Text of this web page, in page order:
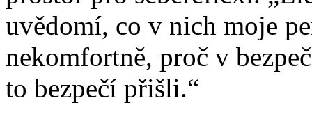
uvědomí, co v nich moje
nekomfortně, proč v
to bezpečí přišli.“